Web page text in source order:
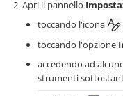
Apri il pannello
toccando l'icona
toccando l'opzione
accedendo ad
strumenti